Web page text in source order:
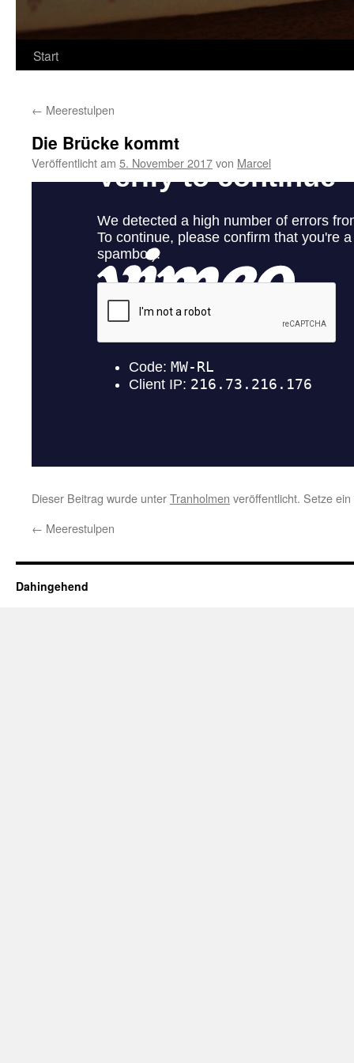
Start
← Meerestulpen
Die Brücke kommt
Veröffentlicht am 5. November 2017von Marcel
Dieser Beitrag wurde unterTranholmen veröffentlicht. Setze
← Meerestulpen
Dahingehend